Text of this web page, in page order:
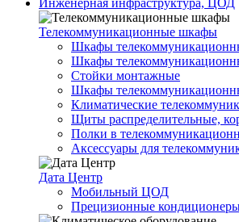
Инженерная инфраструктура, ЦОД
Телекоммуникационные шкафы
Шкафы
Шкафы
Стойки монтажные
Шкафы
Климатические
Щиты распределительные,
Полки в
Аксессуары для
Дата Центр
Мобильный ЦОД
Прецизионные